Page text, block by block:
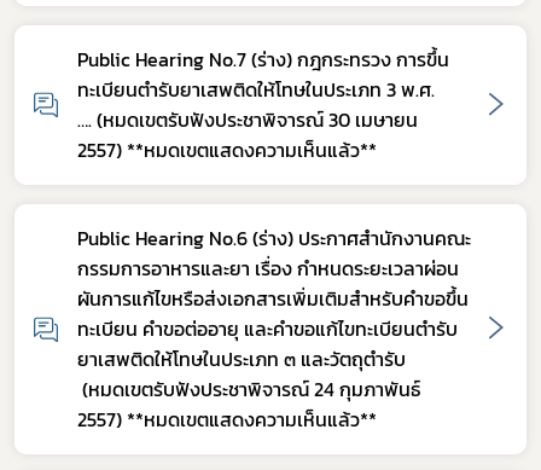
Public Hearing No.7 (ร่าง) กฎกระทรวง การขึ้น
ทะเบียนตำรับยาเสพติดให้โทษในประเภท 3 พ.ศ.
…. (หมดเขตรับฟังประชาพิจารณ์ 30 เมษายน
2557) **หมดเขตแสดงความเห็นแล้ว**
Public Hearing No.6 (ร่าง) ประกาศสำนักงานคณะ
กรรมการอาหารและยา เรื่อง กำหนดระยะเวลาผ่อน
ผันการแก้ไขหรือส่งเอกสารเพิ่มเติมสำหรับคำขอขึ้น
ทะเบียน คำขอต่ออายุ และคำขอแก้ไขทะเบียนตำรับ
ยาเสพติดให้โทษในประเภท ๓ และวัตถุตำรับ
(หมดเขตรับฟังประชาพิจารณ์ 24 กุมภาพันธ์
2557) **หมดเขตแสดงความเห็นแล้ว**
Subscribe
เลือกหัวข้อที่ท่านต้องการ Subscribe